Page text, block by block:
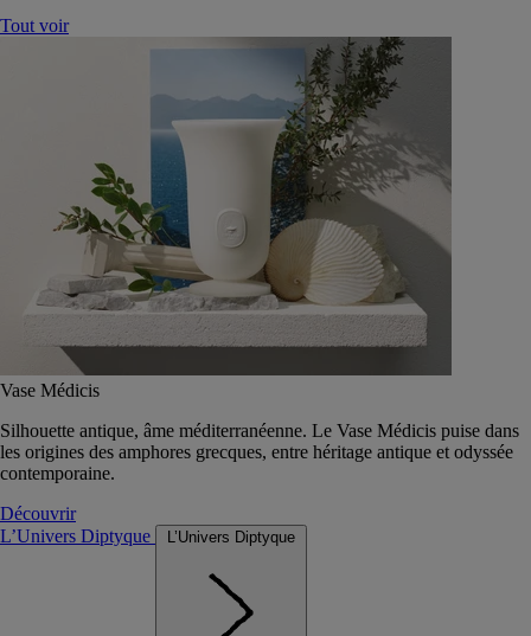
Tout voir
Vase Médicis
Silhouette antique, âme méditerranéenne. Le Vase Médicis puise dans
les origines des amphores grecques, entre héritage antique et odyssée
contemporaine.
Découvrir
L’Univers Diptyque
L’Univers Diptyque